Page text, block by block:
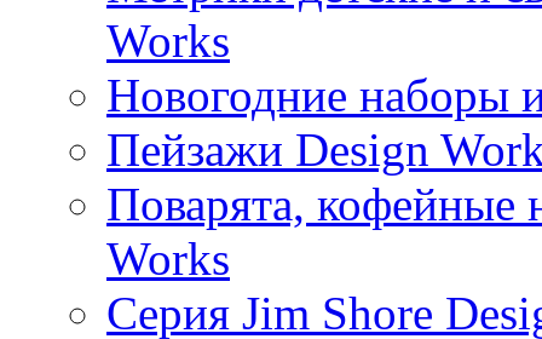
Works
Новогодние наборы
Пейзажи Design
Поварята, кофейные
Works
Серия Jim Shore